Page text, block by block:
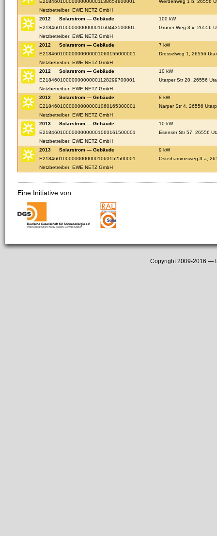
E21846010000000000001138654800001
Werdenweg 1 b, 26556
Netzbetreiber: EWE NETZ GmbH
2012
Solarstrom — Gebäude
100 kW
E21846010000000000001160443500001
Grüner Weg 3 x, 26556
Netzbetreiber: EWE NETZ GmbH
2012
Solarstrom — Gebäude
7 kW
E21846010000000000001060155000001
Drosselweg 1, 26556
Netzbetreiber: EWE NETZ GmbH
2012
Solarstrom — Gebäude
10 kW
E21846010000000000001128299700001
Utarper Str 20, 26556
Netzbetreiber: EWE NETZ GmbH
2012
Solarstrom — Gebäude
8 kW
E21846010000000000001060165300001
Narper Str 4, 26556 Utarp
Netzbetreiber: EWE NETZ GmbH
2013
Solarstrom — Gebäude
10 kW
E21846010000000000001060161500001
Esenser Str 57, 26556
Netzbetreiber: EWE NETZ GmbH
2013
Solarstrom — Gebäude
9 kW
E21846010000000000001060152500001
Osterhammerweg 3 a,
Netzbetreiber: EWE NETZ GmbH
Eine Initiative von:
Copyright 2009-2016 —